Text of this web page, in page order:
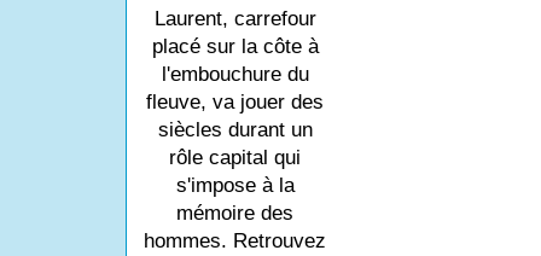
Laurent, carrefour
placé sur la côte à
l'embouchure du
fleuve, va jouer des
siècles durant un
rôle capital qui
s'impose à la
mémoire des
hommes. Retrouvez